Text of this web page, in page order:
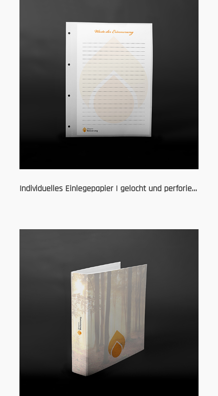
Individuelles Einlegepapier | gelocht und perforiert | EP Bind